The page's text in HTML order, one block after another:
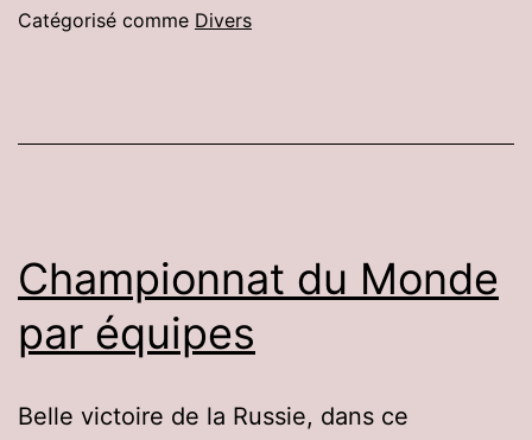
Catégorisé comme Divers
Championnat du Monde
par équipes
Belle victoire de la Russie, dans ce